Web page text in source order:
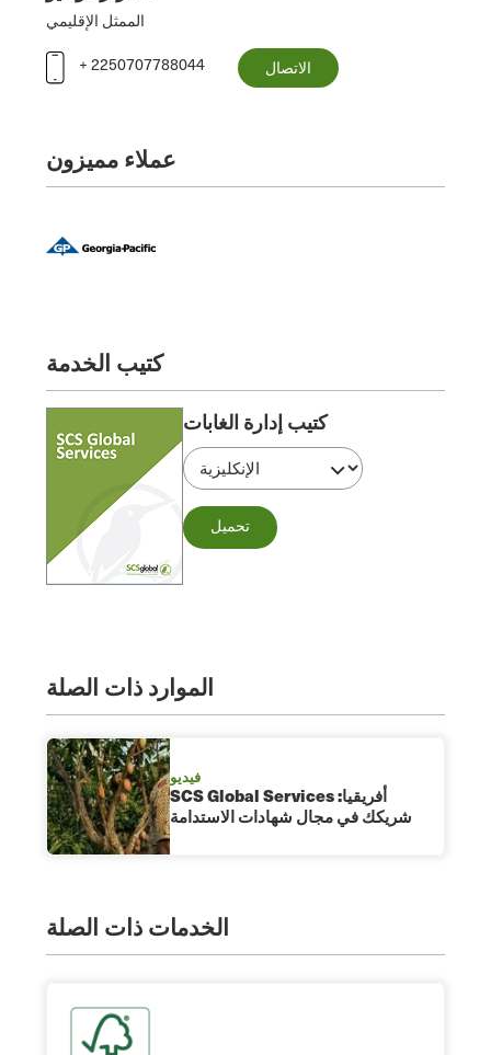
الممثل الإقليمي
+ 2250707788044
الاتصال
عملاء مميزون
كتيب الخدمة
كتيب إدارة الغابات
تحميل
الموارد ذات الصلة
فيديو
SCS Global Services أفريقيا:
شريكك في مجال شهادات الاستدامة
الخدمات ذات الصلة